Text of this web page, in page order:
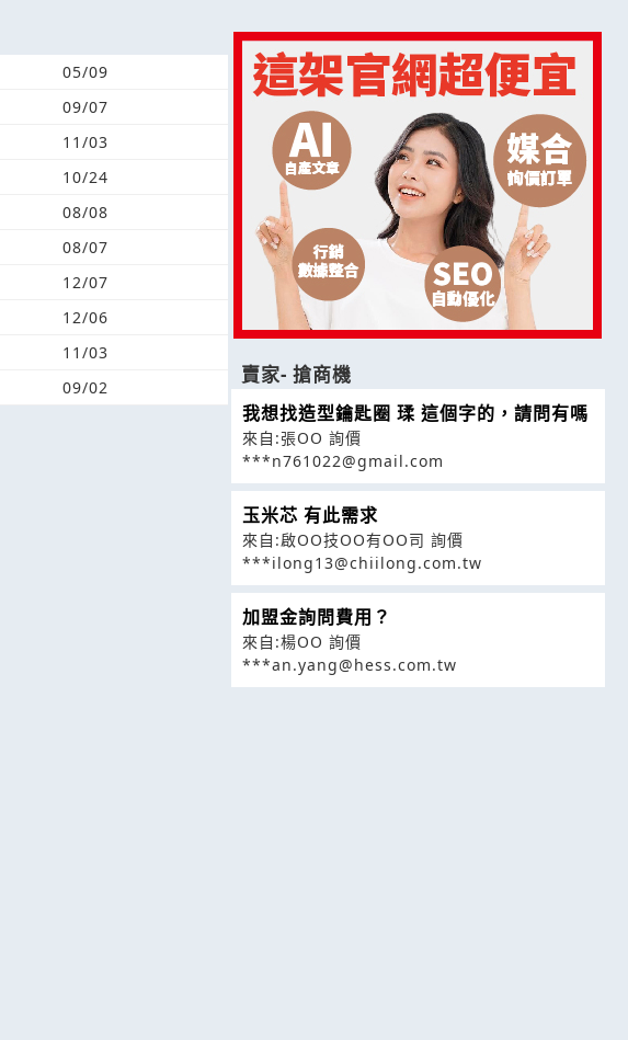
05/09
09/07
11/03
10/24
08/08
08/07
12/07
12/06
11/03
09/02
賣家- 搶商機
我想找造型鑰匙圈 瑈 這個字的，請問有嗎
來自:張OO 詢價
***n761022@gmail.com
玉米芯 有此需求
來自:啟OO技OO有OO司 詢價
***ilong13@chiilong.com.tw
加盟金詢問費用？
來自:楊OO 詢價
***an.yang@hess.com.tw